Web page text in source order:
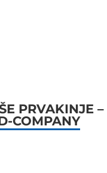
PRVAKINJE –
COMPANY